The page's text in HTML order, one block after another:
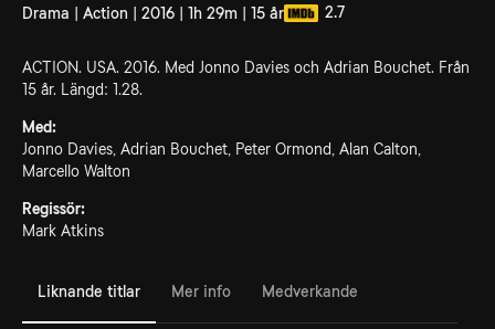
Drama | Action | 2016 | 1h 29m | 15 år 2.7
ACTION. USA. 2016. Med Jonno Davies och Adrian Bouchet. Från
15 år. Längd: 1.28.
Med:
Jonno Davies, Adrian Bouchet, Peter Ormond, Alan Calton,
Marcello Walton
Regissör:
Mark Atkins
Liknande titlar Mer info Medverkande